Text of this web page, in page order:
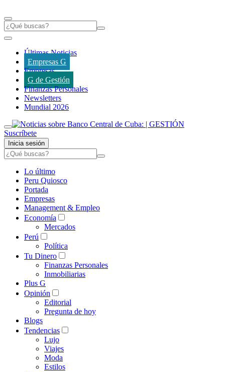
Últimas Noticias
Empresas G
Empresas
G de Gestión
Finanzas Personales
Newsletters
Mundial 2026
Suscríbete
Inicia sesión
Lo último
Peru Quiosco
Portada
Empresas
Management & Empleo
Economía
Mercados
Perú
Política
Tu Dinero
Finanzas Personales
Inmobiliarias
Plus G
Opinión
Editorial
Pregunta de hoy
Blogs
Tendencias
Lujo
Viajes
Moda
Estilos